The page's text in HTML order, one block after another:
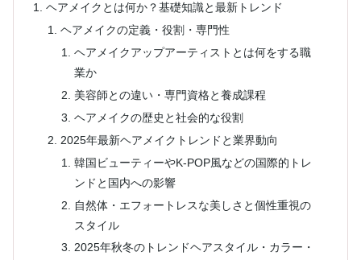
ヘアメイクとは何か？基礎知識と最新トレンド
ヘアメイクの定義・役割・専門性
ヘアメイクアップアーティストとは何をする職
業か
美容師との違い・専門資格と養成課程
ヘアメイクの歴史と社会的な役割
2025年最新ヘアメイクトレンドと業界動向
韓国ビューティーやK-POP風などの国際的トレ
ンドと国内への影響
自然体・エフォートレスな美しさと個性重視の
スタイル
2025年秋冬のトレンドヘアスタイル・カラー・